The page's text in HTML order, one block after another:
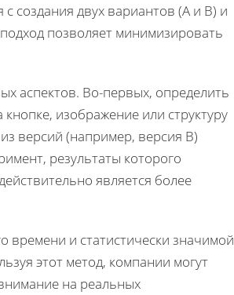
создания двух вариантов (A и B) и
позволяет минимизировать
аспектов. Во-первых, определить
изображение или структуру
версий (например, версия В)
результаты которого
является более
времени и статистически значимой
этот метод, компании могут
на реальных